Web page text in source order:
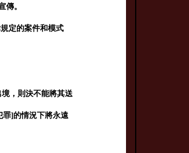
傳。
定的案件和模式
，則決不能將其送
罪]的情況下將永遠